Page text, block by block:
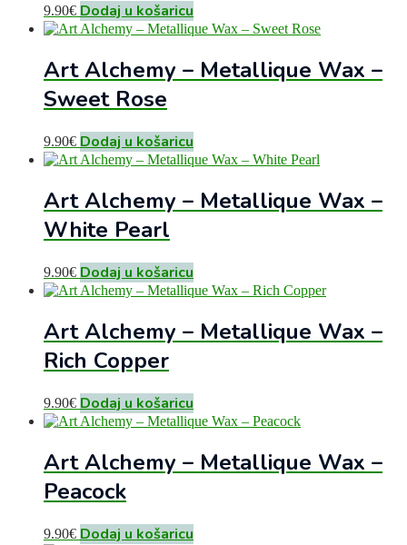
9.90€ Dodaj u košaricu
Art Alchemy – Metallique Wax –
Sweet Rose
9.90€ Dodaj u košaricu
Art Alchemy – Metallique Wax –
White Pearl
9.90€ Dodaj u košaricu
Art Alchemy – Metallique Wax –
Rich Copper
9.90€ Dodaj u košaricu
Art Alchemy – Metallique Wax –
Peacock
9.90€ Dodaj u košaricu